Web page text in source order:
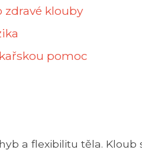
zdravé klouby
pomoc
a flexibilitu těla. Kloub